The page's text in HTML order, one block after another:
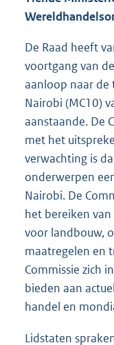
De Raad heeft
voortgang van
aanloop naar de
Nairobi (MC10)
aanstaande. De
met het
verwachting is
onderwerpen
Nairobi. De
het bereiken
voor landbouw,
maatregelen en
Commissie zich
bieden aan
handel en
Lidstaten